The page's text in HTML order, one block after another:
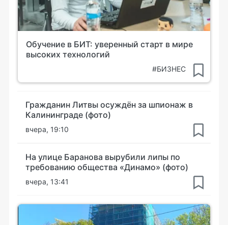
Обучение в БИТ: уверенный старт в мире
высоких технологий
#БИЗНЕС
Гражданин Литвы осуждён за шпионаж в
Калининграде (фото)
вчера, 19:10
На улице Баранова вырубили липы по
требованию общества «Динамо» (фото)
вчера, 13:41